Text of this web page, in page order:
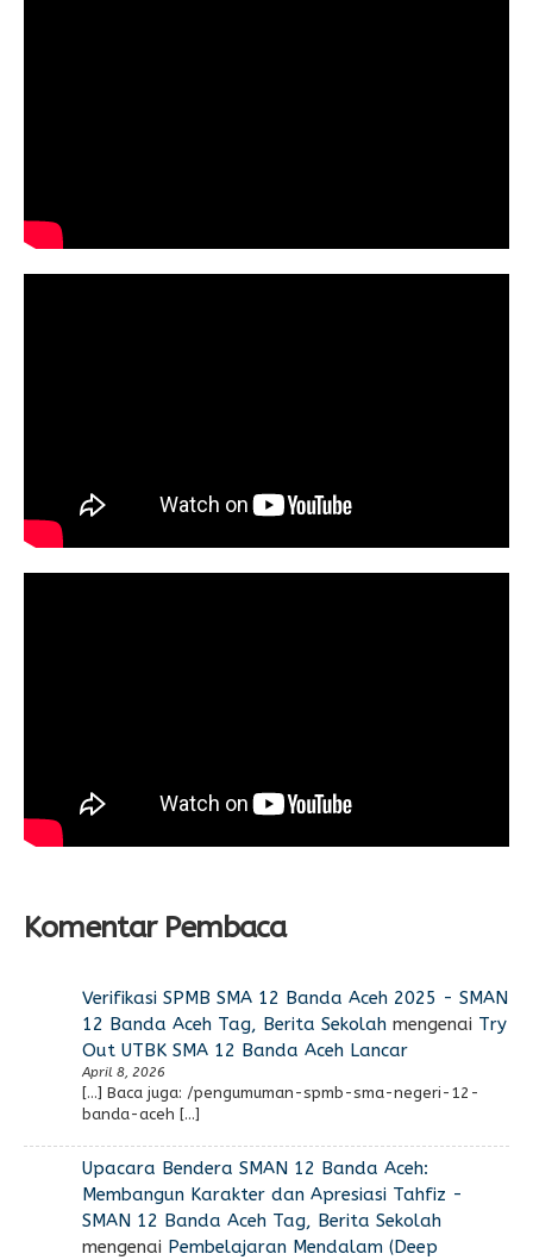
Komentar Pembaca
Verifikasi SPMB SMA 12 Banda Aceh 2025 - SMAN
12 Banda Aceh Tag, Berita Sekolahmengenai Try
Out UTBK SMA 12 Banda Aceh Lancar
April 8, 2026
[…] Baca juga: /pengumuman-spmb-sma-negeri-12-
banda-aceh […]
Upacara Bendera SMAN 12 Banda Aceh:
Membangun Karakter dan Apresiasi Tahfiz -
SMAN 12 Banda Aceh Tag, Berita Sekolah
mengenai Pembelajaran Mendalam (Deep